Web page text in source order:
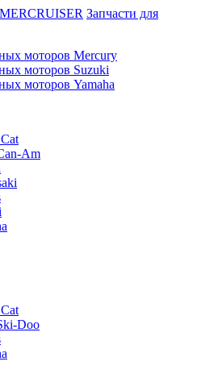
Запчасти для
моторов Mercury
моторов Suzuki
моторов Yamaha
Am
Doo